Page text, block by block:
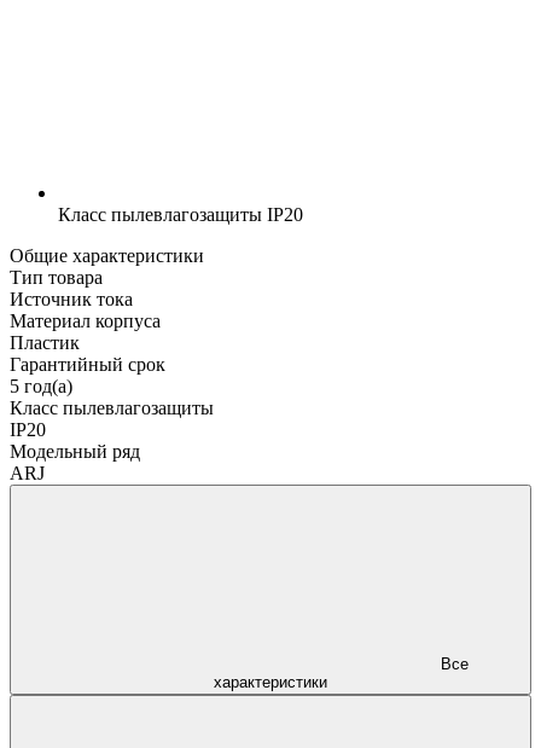
Класс пылевлагозащиты IP20
Общие характеристики
Тип товара
Источник тока
Материал корпуса
Пластик
Гарантийный срок
5 год(а)
Класс пылевлагозащиты
IP20
Модельный ряд
ARJ
характеристики